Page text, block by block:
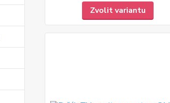
Zvolit variantu